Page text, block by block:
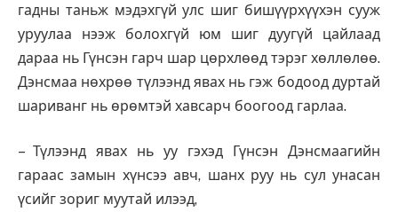
гадны таньж мэдэхгүй улс шиг бишүүрхүүхэн сууж
уруулаа нээж болохгүй юм шиг дуугүй цайлаад
дараа нь Гүнсэн гарч шар цөрхлөөд тэрэг хөллөлөө.
Дэнсмаа нөхрөө түлээнд явах нь гэж бодоод дуртай
шариванг нь өрөмтэй хавсарч боогоод гарлаа.
– Түлээнд явах нь уу гэхэд Гүнсэн Дэнсмаагийн
гараас замын хүнсээ авч, шанх руу нь сул унасан
үсийг зориг муутай илээд,